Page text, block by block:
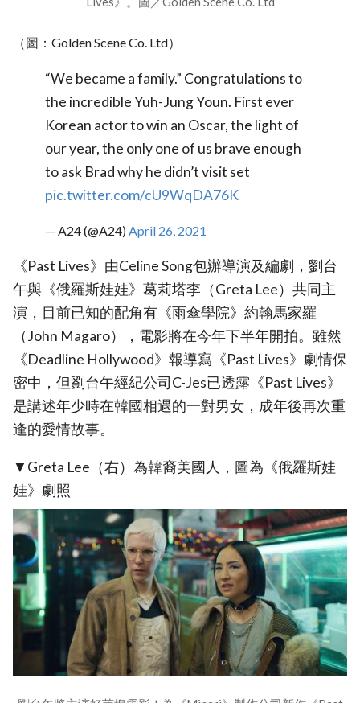
（圖：Golden Scene Co. Ltd）
“We became a family.” Congratulations to
the incredible Yuh-Jung Youn. First ever
Korean actor to win an Oscar, the light of
our year, the only one of us brave enough
to ask Brad why he didn’t visit set
pic.twitter.com/cU9WqDA76K
— A24 (@A24) April 26, 2021
《Past Lives》由Celine Song包辦導演及編劇，劉台
午與《俄羅斯娃娃》葛莉塔李（Greta Lee）共同主
演，目前已知的配角有《雨傘學院》約翰馬家羅
（John Magaro），電影將在今年下半年開拍。雖然
《Deadline Hollywood》報導寫《Past Lives》劇情保
密中，但劉台午經紀公司C-Jes已透露《Past Lives》
是講述年少時在韓國相遇的一對男女，成年後再次重
逢的愛情故事。
▼Greta Lee（右）為韓裔美國人，圖為《俄羅斯娃
娃》劇照